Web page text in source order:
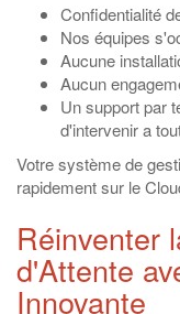
Confidentialité
Nos équipes
Aucune
Aucun
Un support par
d'intervenir a
Votre système de
rapidement sur le
Réinventer
d'Attente
Innovante